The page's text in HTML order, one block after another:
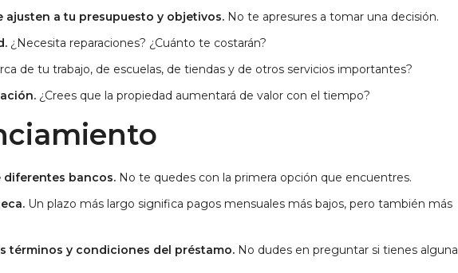
ajusten a tu presupuesto y objetivos. No te apresures a tomar una decisión.
¿Necesita reparaciones? ¿Cuánto te costarán?
de tu trabajo, de escuelas, de tiendas y de otros servicios importantes?
¿Crees que la propiedad aumentará de valor con el tiempo?
diferentes bancos. No te quedes con la primera opción que encuentres.
Un plazo más largo significa pagos mensuales más bajos, pero también más
términos y condiciones del préstamo. No dudes en preguntar si tienes alguna